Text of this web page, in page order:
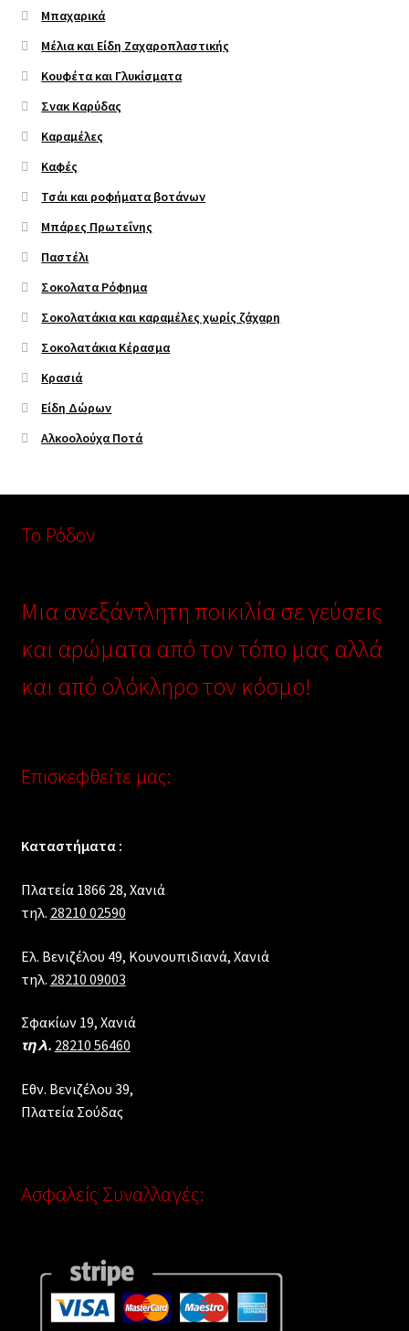
Μπαχαρικά
Μέλια και Είδη Ζαχαροπλαστικής
Κουφέτα και Γλυκίσματα
Σνακ Καρύδας
Καραμέλες
Καφές
Τσάι και ροφήματα βοτάνων
Μπάρες Πρωτεΐνης
Παστέλι
Σοκολατα Ρόφημα
Σοκολατάκια και καραμέλες χωρίς ζάχαρη
Σοκολατάκια Κέρασμα
Κρασιά
Είδη Δώρων
Αλκοολούχα Ποτά
Το Ρόδον
Μια ανεξάντλητη ποικιλία σε γεύσεις
και αρώματα από τον τόπο μας αλλά
και από ολόκληρο τον κόσμο!
Επισκεφθείτε μας:
Καταστήματα :
Πλατεία 1866 28, Xανιά
τηλ. 28210 02590
Ελ. Βενιζέλου 49, Κουνουπιδιανά, Χανιά
τηλ. 28210 09003
Σφακίων 19, Χανιά
τηλ. 28210 56460
Εθν. Βενιζέλου 39,
Πλατεία Σούδας
Ασφαλείς Συναλλαγές: